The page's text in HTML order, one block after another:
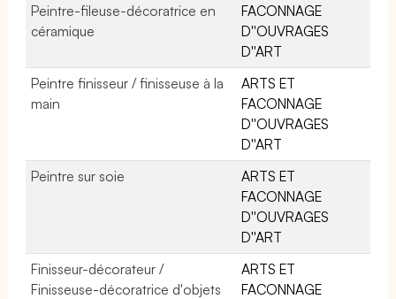
Peintre-fileuse-décoratrice en
céramique
FACONNAGE
D''OUVRAGES
D''ART
Peintre finisseur / finisseuse à la
main
ARTS ET
FACONNAGE
D''OUVRAGES
D''ART
Peintre sur soie
ARTS ET
FACONNAGE
D''OUVRAGES
D''ART
Finisseur-décorateur /
Finisseuse-décoratrice d'objets
ARTS ET
FACONNAGE